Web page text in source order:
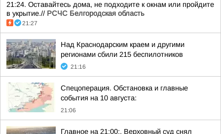
21:24. Оставайтесь дома, не подходите к окнам или пройдите
в укрытие.// РСЧС Белгородская область
21:27
Над Краснодарским краем и другими
регионами сбили 215 беспилотников
21:16
Спецоперация. Обстановка и главные
события на 10 августа:
21:06
Главное на 21:00:. Верховный суд снял